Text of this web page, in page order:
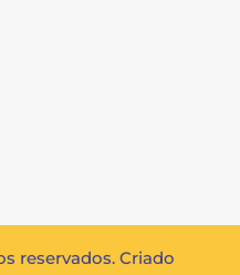
reservados. Criado